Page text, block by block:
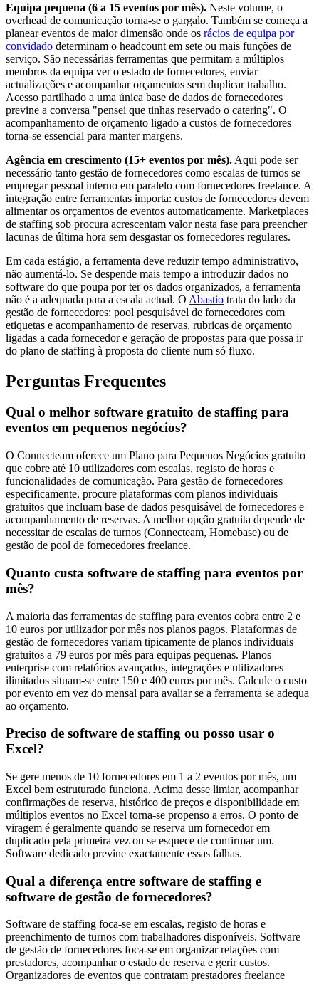
Equipa pequena (6 a 15 eventos por mês). Neste volume, o
overhead de comunicação torna-se o gargalo. Também se começa a
planear eventos de maior dimensão onde os rácios de equipa por
convidado determinam o headcount em sete ou mais funções de
serviço. São necessárias ferramentas que permitam a múltiplos
membros da equipa ver o estado de fornecedores, enviar
actualizações e acompanhar orçamentos sem duplicar trabalho.
Acesso partilhado a uma única base de dados de fornecedores
previne a conversa "pensei que tinhas reservado o catering". O
acompanhamento de orçamento ligado a custos de fornecedores
torna-se essencial para manter margens.
Agência em crescimento (15+ eventos por mês). Aqui pode ser
necessário tanto gestão de fornecedores como escalas de turnos se
empregar pessoal interno em paralelo com fornecedores freelance. A
integração entre ferramentas importa: custos de fornecedores devem
alimentar os orçamentos de eventos automaticamente. Marketplaces
de staffing sob procura acrescentam valor nesta fase para preencher
lacunas de última hora sem desgastar os fornecedores regulares.
Em cada estágio, a ferramenta deve reduzir tempo administrativo,
não aumentá-lo. Se despende mais tempo a introduzir dados no
software do que poupa por ter os dados organizados, a ferramenta
não é a adequada para a escala actual. O Abastio trata do lado da
gestão de fornecedores: pool pesquisável de fornecedores com
etiquetas e acompanhamento de reservas, rubricas de orçamento
ligadas a cada fornecedor e geração de propostas para que possa ir
do plano de staffing à proposta do cliente num só fluxo.
Perguntas Frequentes
Qual o melhor software gratuito de staffing para
eventos em pequenos negócios?
O Connecteam oferece um Plano para Pequenos Negócios gratuito
que cobre até 10 utilizadores com escalas, registo de horas e
funcionalidades de comunicação. Para gestão de fornecedores
especificamente, procure plataformas com planos individuais
gratuitos que incluam base de dados pesquisável de fornecedores e
acompanhamento de reservas. A melhor opção gratuita depende de
necessitar de escalas de turnos (Connecteam, Homebase) ou de
gestão de pool de fornecedores freelance.
Quanto custa software de staffing para eventos por
mês?
A maioria das ferramentas de staffing para eventos cobra entre 2 e
10 euros por utilizador por mês nos planos pagos. Plataformas de
gestão de fornecedores variam tipicamente de planos individuais
gratuitos a 79 euros por mês para equipas pequenas. Planos
enterprise com relatórios avançados, integrações e utilizadores
ilimitados situam-se entre 150 e 400 euros por mês. Calcule o custo
por evento em vez do mensal para avaliar se a ferramenta se adequa
ao orçamento.
Preciso de software de staffing ou posso usar o
Excel?
Se gere menos de 10 fornecedores em 1 a 2 eventos por mês, um
Excel bem estruturado funciona. Acima desse limiar, acompanhar
confirmações de reserva, histórico de preços e disponibilidade em
múltiplos eventos no Excel torna-se propenso a erros. O ponto de
viragem é geralmente quando se reserva um fornecedor em
duplicado pela primeira vez ou se esquece de confirmar um.
Software dedicado previne exactamente essas falhas.
Qual a diferença entre software de staffing e
software de gestão de fornecedores?
Software de staffing foca-se em escalas, registo de horas e
preenchimento de turnos com trabalhadores disponíveis. Software
de gestão de fornecedores foca-se em organizar relações com
prestadores, acompanhar o estado de reserva e gerir custos.
Organizadores de eventos que contratam prestadores freelance